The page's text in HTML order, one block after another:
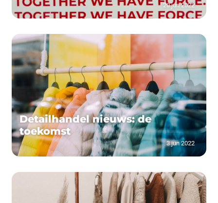
20 jun 2022
Detailhandel nieuws: de
toekomst
3 jun 2022